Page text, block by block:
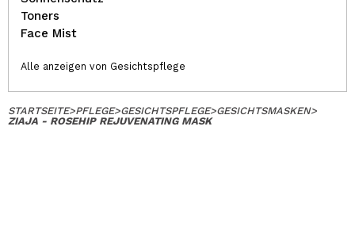
Toners
Face Mist
Alle anzeigen von Gesichtspflege
STARTSEITE>PFLEGE>GESICHTSPFLEGE>GESICHTSMASKEN>
ZIAJA - ROSEHIP REJUVENATING MASK